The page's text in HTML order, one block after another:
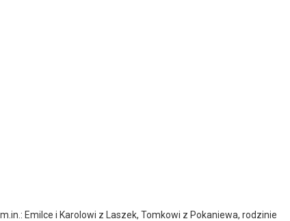
Emilce i Karolowi z Laszek, Tomkowi z Pokaniewa, rodzinie